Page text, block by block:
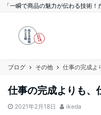
「一瞬で商品の魅力が伝わる技術！
ブログ その他 仕事の完成よ
仕事の完成よりも、
2021年2月18日 ikeda